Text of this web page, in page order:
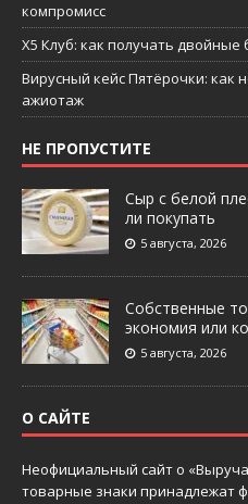
компромисс
X5 Клуб: как получать
Вирусный кейс Пятёрочки: как
ажиотаж
НЕ ПРОПУСТИТЕ
Сыр с белой
ли покупать
5 августа, 2026
Собственные
экономия или
5 августа, 2026
О САЙТЕ
Неофициальный сайт о
товарные знаки принадлежат